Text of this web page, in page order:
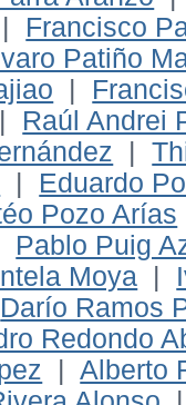
Francisco
Patiño
Raúl Andrei
|
Eduardo
Pozo Arías
Pablo Puig
Moya
Darío Ramos
Redondo
|Alberto